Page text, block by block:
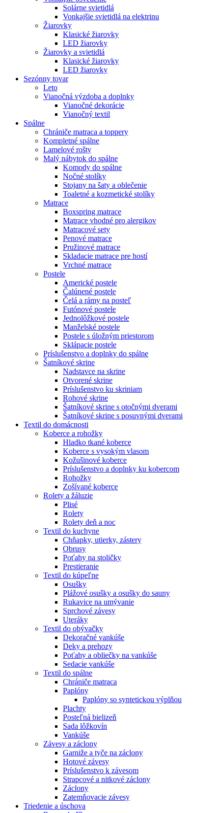
Solárne svietidlá
Vonkajšie svietidlá na elektrinu
Žiarovky
Klasické žiarovky
LED žiarovky
Žiarovky a svietidlá
Klasické žiarovky
LED žiarovky
Sezónny tovar
Leto
Vianočná výzdoba a doplnky
Vianočné dekorácie
Vianočný textil
Spálne
Chrániče matraca a toppery
Kompletné spálne
Lamelové rošty
Malý nábytok do spálne
Komody do spálne
Nočné stolíky
Stojany na šaty a oblečenie
Toaletné a kozmetické stolíky
Matrace
Boxspring matrace
Matrace vhodné pro alergikov
Matracové sety
Penové matrace
Pružinové matrace
Skladacie matrace pre hostí
Vrchné matrace
Postele
Americké postele
Čalúnené postele
Čelá a rámy na posteľ
Futónové postele
Jednolôžkové postele
Manželské postele
Postele s úložným priestorom
Sklápacie postele
Príslušenstvo a doplnky do spálne
Šatníkové skrine
Nadstavce na skrine
Otvorené skrine
Príslušenstvo ku skriniam
Rohové skrine
Šatníkové skrine s otočnými dverami
Šatníkové skrine s posuvnými dverami
Textil do domácnosti
Koberce a rohožky
Hladko tkané koberce
Koberce s vysokým vlasom
Kožušinové koberce
Príslušenstvo a doplnky ku kobercom
Rohožky
Zošívané koberce
Rolety a žáluzie
Plisé
Rolety
Rolety deň a noc
Textil do kuchyne
Chňapky, utierky, zástery
Obrusy
Poťahy na stoličky
Prestieranie
Textil do kúpeľne
Osušky
Plážové osušky a osušky do sauny
Rukavice na umývanie
Sprchové závesy
Uteráky
Textil do obývačky
Dekoračné vankúše
Deky a prehozy
Poťahy a obliečky na vankúše
Sedacie vankúše
Textil do spálne
Chrániče matraca
Paplóny
Paplóny so syntetickou výplňou
Plachty
Posteľná bielizeň
Sada lôžkovín
Vankúše
Závesy a záclony
Garniže a tyče na záclony
Hotové závesy
Príslušenstvo k závesom
Strapcové a nitkové záclony
Záclony
Zatemňovacie závesy
Triedenie a úschova